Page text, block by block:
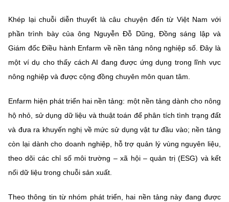
Khép lại chuỗi diễn thuyết là câu chuyện đến từ Việt Nam với
phần trình bày của ông Nguyễn Đỗ Dũng, Đồng sáng lập và
Giám đốc Điều hành Enfarm về nền tảng nông nghiệp số. Đây là
một ví dụ cho thấy cách AI đang được ứng dụng trong lĩnh vực
nông nghiệp và được cộng đồng chuyên môn quan tâm.
Enfarm hiện phát triển hai nền tảng: một nền tảng dành cho nông
hộ nhỏ, sử dụng dữ liệu và thuật toán để phân tích tình trạng đất
và đưa ra khuyến nghị về mức sử dụng vật tư đầu vào; nền tảng
còn lại dành cho doanh nghiệp, hỗ trợ quản lý vùng nguyên liệu,
theo dõi các chỉ số môi trường – xã hội – quản trị (ESG) và kết
nối dữ liệu trong chuỗi sản xuất.
Theo thông tin từ nhóm phát triển, hai nền tảng này đang được